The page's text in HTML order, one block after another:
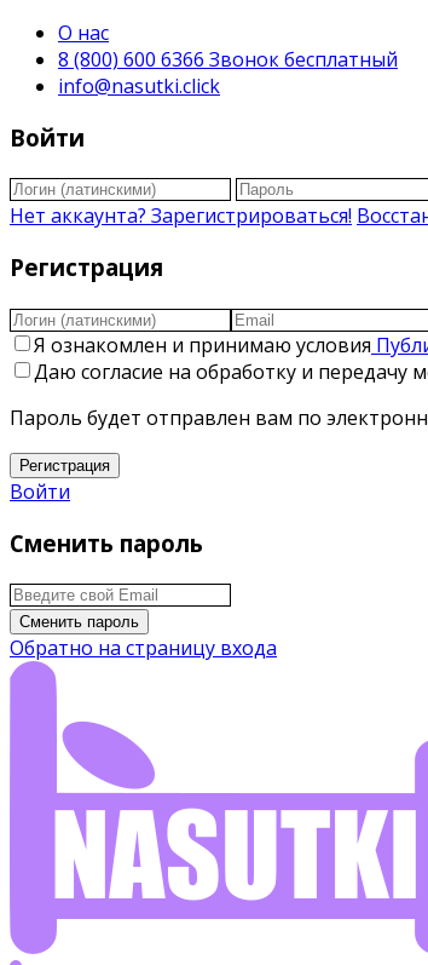
О нас
8 (800) 600 6366 Звонок бесплатный
info@nasutki.click
Войти
Нет аккаунта? Зарегистрироваться!
Регистрация
Я ознакомлен и принимаю условия
Даю согласие на обработку и передачу
Пароль будет отправлен вам по
Регистрация
Войти
Сменить пароль
Сменить пароль
Обратно на страницу входа